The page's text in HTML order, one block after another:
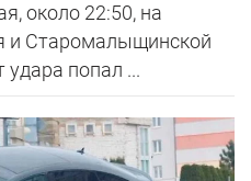
около 22:50, на
и Старомалыщинской
попал ...